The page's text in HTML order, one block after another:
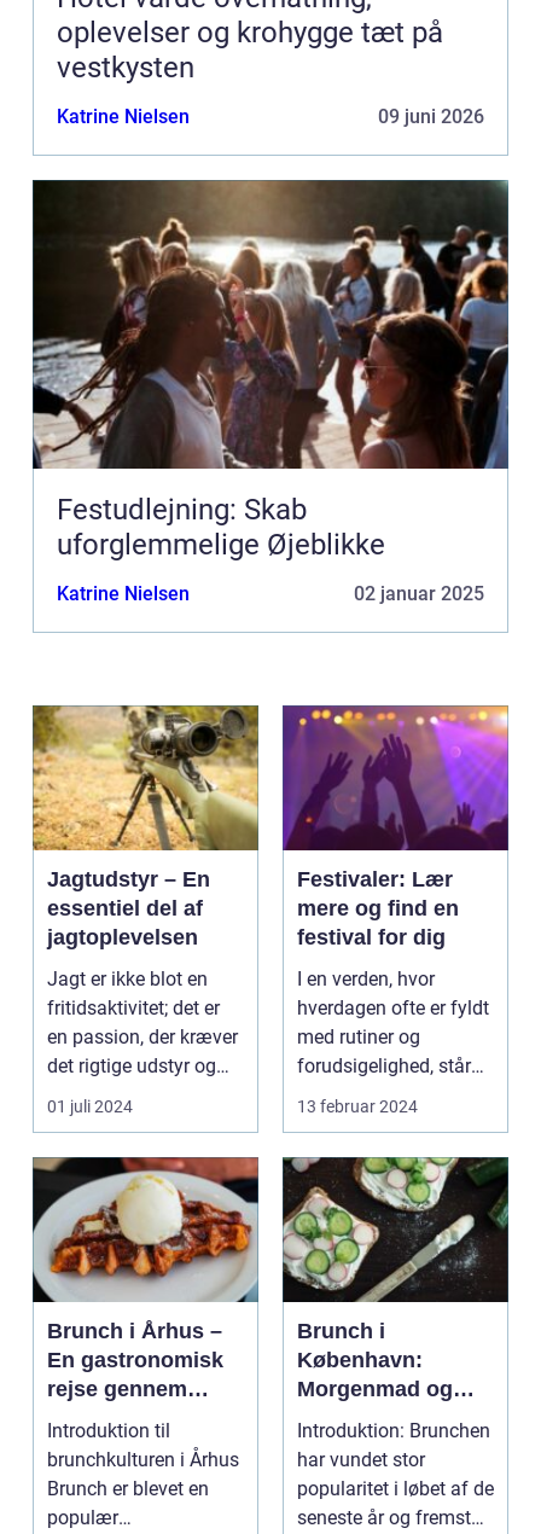
oplevelser og krohygge tæt på
vestkysten
Katrine Nielsen 09 juni 2026
Festudlejning: Skab
uforglemmelige Øjeblikke
Katrine Nielsen 02 januar 2025
Jagtudstyr – En
essentiel del af
jagtoplevelsen
Jagt er ikke blot en
fritidsaktivitet; det er
en passion, der kræver
det rigtige udstyr og
for...
01 juli 2024
Festivaler: Lær
mere og find en
festival for dig
I en verden, hvor
hverdagen ofte er fyldt
med rutiner og
forudsigelighed, står
festivaler som farver...
13 februar 2024
Brunch i Århus –
En gastronomisk
rejse gennem
byens bedste
morgenmadsspot
Introduktion til
brunchkulturen i Århus
Brunch er blevet en
populær
Brunch i
København:
Morgenmad og
frokost i perfekt
harmoni
Introduktion: Brunchen
har vundet stor
popularitet i løbet af de
seneste år og fremstår